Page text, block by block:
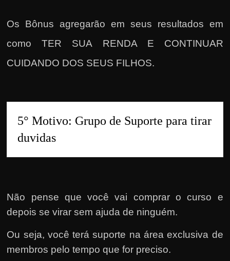
Os Bônus agregarão em seus resultados em
como TER SUA RENDA E CONTINUAR
CUIDANDO DOS SEUS FILHOS.
5° Motivo: Grupo de Suporte para tirar
duvidas
Não pense que você vai comprar o curso e
depois se virar sem ajuda de ninguém.
Ou seja, você terá suporte na área exclusiva de
membros pelo tempo que for preciso.